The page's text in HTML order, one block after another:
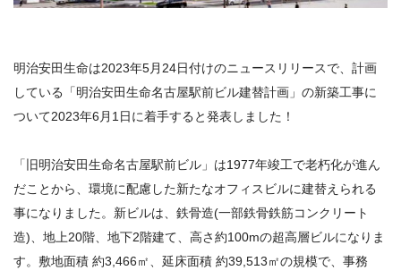
明治安田生命は2023年5月24日付けのニュースリリースで、計画
している「明治安田生命名古屋駅前ビル建替計画」の新築工事に
ついて2023年6月1日に着手すると発表しました！
「旧明治安田生命名古屋駅前ビル」は1977年竣工で老朽化が進ん
だことから、環境に配慮した新たなオフィスビルに建替えられる
事になりました。新ビルは、鉄骨造(一部鉄骨鉄筋コンクリート
造)、地上20階、地下2階建て、高さ約100mの超高層ビルになりま
す。敷地面積 約3,466㎡、延床面積 約39,513㎡の規模で、事務